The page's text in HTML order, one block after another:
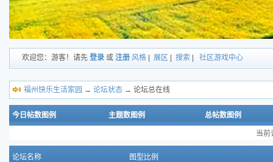
欢迎您：游客！请先 登录 或 注册 风格 展区 搜索| 社区游戏中心
福州快乐生活家园 → 论坛状态→ 论坛总在线
今日帖数图例 主题数图例 总帖数图例
当前
论坛名称 图型比例